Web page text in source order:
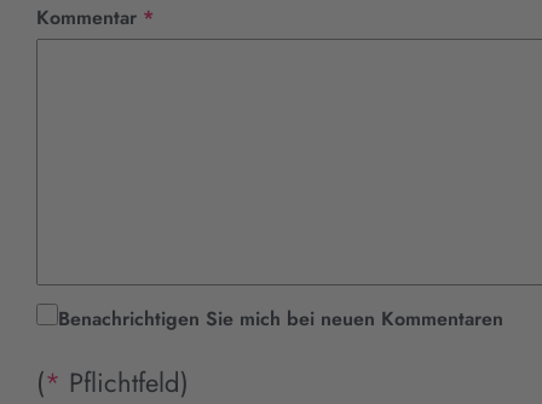
Kommentar *
Benachrichtigen Sie mich bei neuen Kommentaren
(* Pflichtfeld)